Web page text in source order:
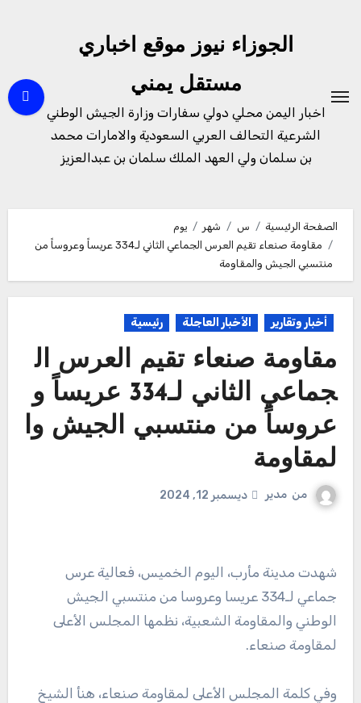
الجوزاء نيوز موقع اخباري
مستقل يمني
اخبار اليمن محلي دولي سفارات وزارة الجيش الوطني
الشرعية التحالف العربي السعودية والامارات محمد
بن سلمان ولي العهد الملك سلمان بن عبدالعزيز
الصفحة الرئيسية س شهر
يوم
مقاومة صنعاء تقيم العرس الجماعي الثاني لـ334 عريساً وعروساً من
منتسبي الجيش والمقاومة
أخبار وتقارير الأخبار العاجلة رئيسية
مقاومة صنعاء تقيم العرس ال
جماعي الثاني لـ334 عريساً و
عروساً من منتسبي الجيش وا
لمقاومة
من مدير ديسمبر 12, 2024
شهدت مدينة مأرب، اليوم الخميس، فعالية عرس
جماعي لـ334 عريسا وعروسا من منتسبي الجيش
الوطني والمقاومة الشعبية، نظمها المجلس الأعلى
لمقاومة صنعاء.
وفي كلمة المجلس الأعلى لمقاومة صنعاء، هنأ الشيخ